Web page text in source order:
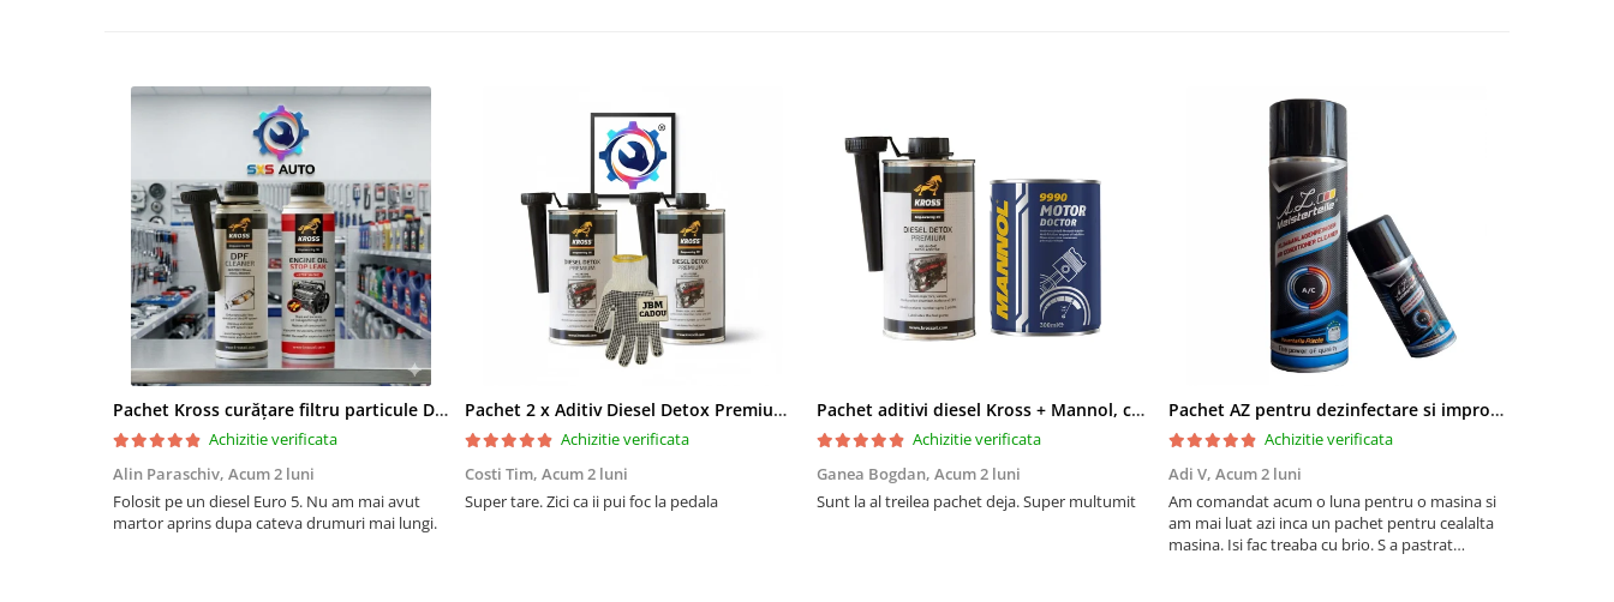
Pachet Kross curățare filtru particule DPF și etanșare ulei 250 ml + 250 ml
Achizitie verificata
Alin Paraschiv, Acum 2 luni
Folosit pe un diesel Euro 5. Nu am mai avut
martor aprins dupa cateva drumuri mai lungi.
Pachet 2 x Aditiv Diesel Detox Premium Kross - Curățare Completă, +5 Puncte Cetanic & Protecție DPF/EGR
Achizitie verificata
Costi Tim, Acum 2 luni
Super tare. Zici ca ii pui foc la pedala
Pachet aditivi diesel Kross + Mannol, curatare injectie DPF si stabilizare ulei
Achizitie verificata
Ganea Bogdan, Acum 2 luni
Sunt la al treilea pachet deja. Super multumit
Pachet AZ pentru dezinfectare si improspatare instalatie auto AC
Achizitie verificata
Adi V, Acum 2 luni
Am comandat acum o luna pentru o masina si
am mai luat azi inca un pachet pentru cealalta
masina. Isi fac treaba cu brio. S a pastrat